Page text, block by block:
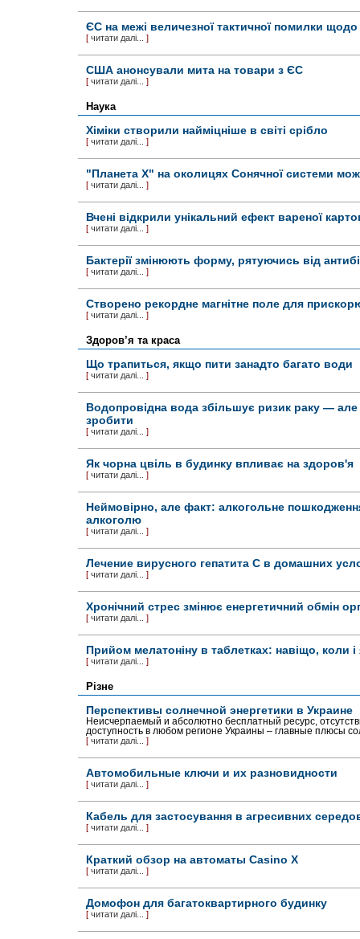
ЄС на межі величезної тактичної помилки
[ читати далі... ]
США анонсували мита на товари з ЄС
[ читати далі... ]
Наука
Хіміки створили найміцніше в світі срібло
[ читати далі... ]
"Планета X" на околицях Сонячної системи
[ читати далі... ]
Вчені відкрили унікальний ефект вареної
[ читати далі... ]
Бактерії змінюють форму, рятуючись від
[ читати далі... ]
Створено рекордне магнітне поле для
[ читати далі... ]
Здоров’я та краса
Що трапиться, якщо пити занадто багато води
[ читати далі... ]
Водопровідна вода збільшує ризик раку —
зробити
[ читати далі... ]
Як чорна цвіль в будинку впливає на здоров'я
[ читати далі... ]
Неймовірно, але факт: алкогольне
алкоголю
[ читати далі... ]
Лечение вирусного гепатита С в домашних
[ читати далі... ]
Хронічний стрес змінює енергетичний обмін
[ читати далі... ]
Прийом мелатоніну в таблетках: навіщо, коли і
[ читати далі... ]
Різне
Перспективы солнечной энергетики в Украине
Неисчерпаемый и абсолютно бесплатный ресурс,
доступность в любом регионе Украины – главные плюсы
[ читати далі... ]
Автомобильные ключи и их разновидности
[ читати далі... ]
Кабель для застосування в агресивних
[ читати далі... ]
Краткий обзор на автоматы Casino X
[ читати далі... ]
Домофон для багатоквартирного будинку
[ читати далі... ]